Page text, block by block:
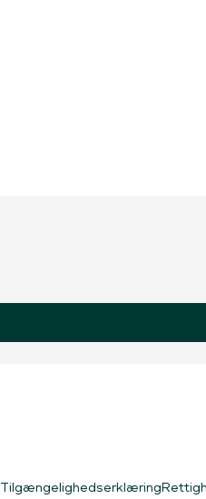
Tilgængelighedserklæring